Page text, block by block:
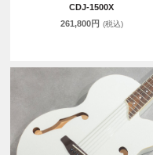
CDJ-1500X
261,800円 (税込)